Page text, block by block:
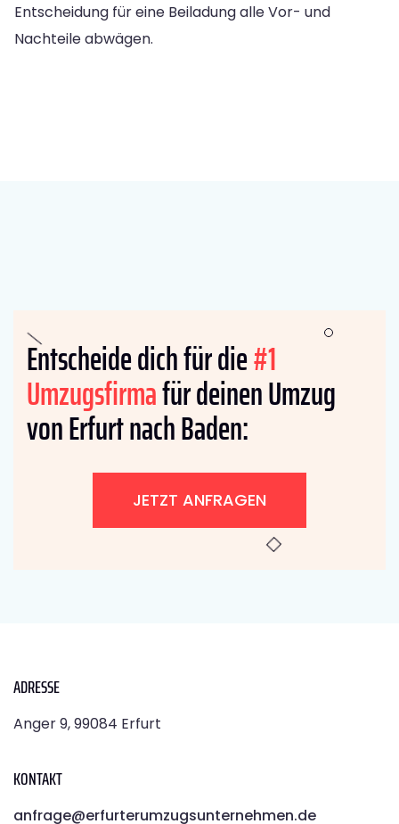
Entscheidung für eine Beiladung alle Vor- und
Nachteile abwägen.
Entscheide dich für die#1
Umzugsfirmafür deinen Umzug
von Erfurt nach Baden:
JETZT ANFRAGEN
ADRESSE
Anger 9, 99084 Erfurt
KONTAKT
anfrage@erfurterumzugsunternehmen.de